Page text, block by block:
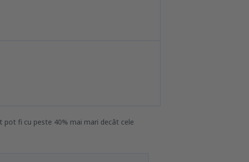
pot fi cu peste 40% mai mari decât cele